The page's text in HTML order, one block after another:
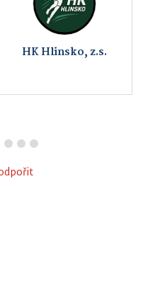
HK Hlinsko, z.s.